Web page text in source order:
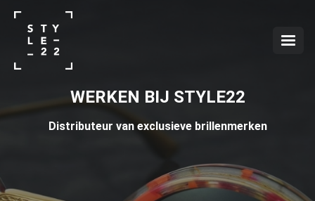
WERKEN BIJ STYLE22
Distributeur van exclusieve brillenmerken